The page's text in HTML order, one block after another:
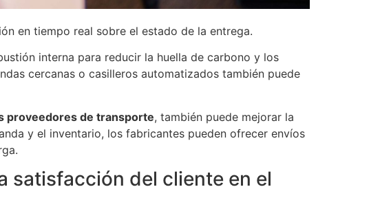
en tiempo real sobre el estado de la entrega.
interna para reducir la huella de carbono y los
cercanas o casilleros automatizados también puede
proveedores de transporte, también puede mejorar la
y el inventario, los fabricantes pueden ofrecer envíos
satisfacción del cliente en el